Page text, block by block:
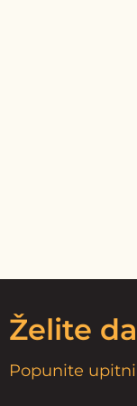
Želite
Popunite